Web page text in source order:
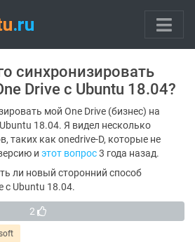
синхронизировать
Drive с Ubuntu 18.04?
мой One Drive (бизнес) на
18.04. Я видел несколько
таких как onedrive-D, которые не
и этот вопрос3 года назад.
ли новый сторонний способ
с Ubuntu 18.04.
2